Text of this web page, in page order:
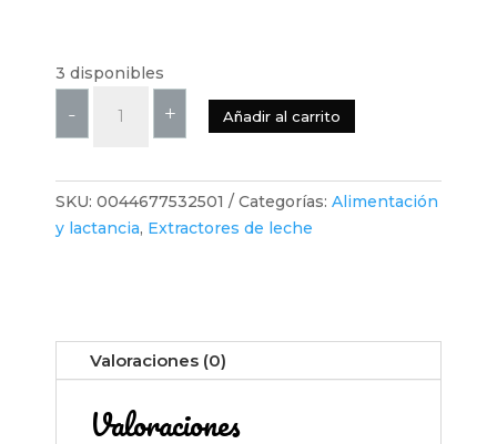
3 disponibles
-
Extractor
leche
eléctrico
doble
incluye
hielera
bolso
+ Añadir al carrito
SKU: 0044677532501 Categorías: Alimentación
y lactancia, Extractores de leche
Valoraciones (0)
Valoraciones